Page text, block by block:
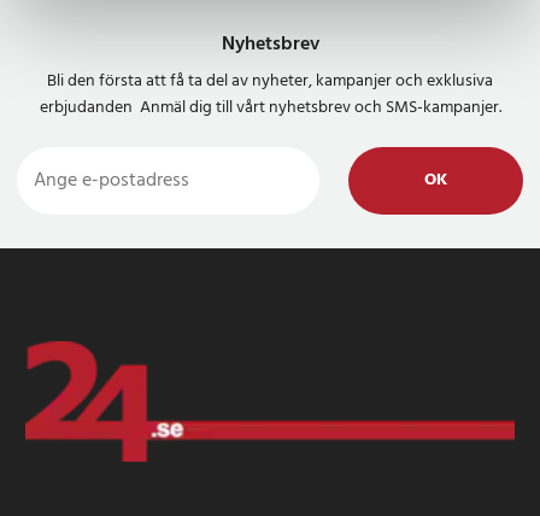
Nyhetsbrev
Bli den första att få ta del av nyheter, kampanjer och exklusiva
erbjudanden Anmäl dig till vårt nyhetsbrev och SMS-kampanjer.
OK